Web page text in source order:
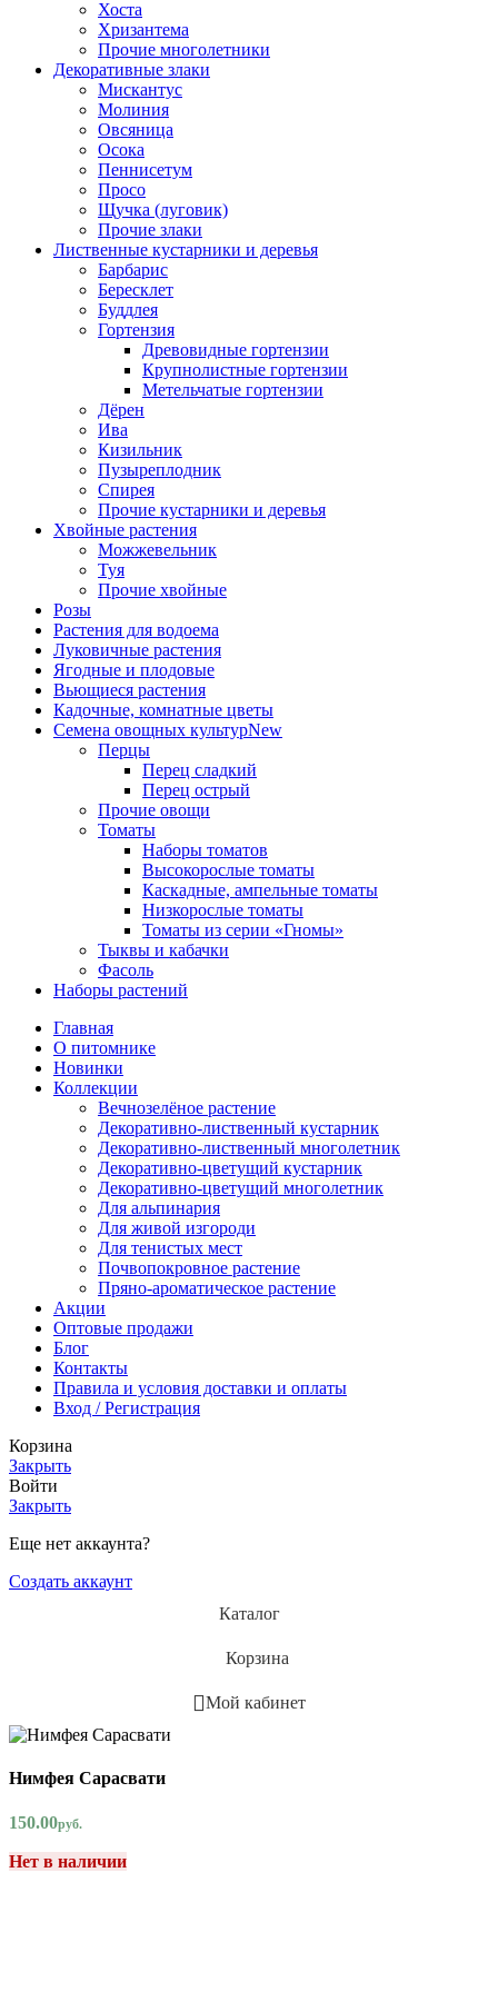
Хоста
Хризантема
Прочие многолетники
Декоративные злаки
Мискантус
Молиния
Овсяница
Осока
Пеннисетум
Просо
Щучка (луговик)
Прочие злаки
Лиственные кустарники и деревья
Барбарис
Бересклет
Буддлея
Гортензия
Древовидные гортензии
Крупнолистные гортензии
Метельчатые гортензии
Дёрен
Ива
Кизильник
Пузыреплодник
Спирея
Прочие кустарники и деревья
Хвойные растения
Можжевельник
Туя
Прочие хвойные
Розы
Растения для водоема
Луковичные растения
Ягодные и плодовые
Вьющиеся растения
Кадочные, комнатные цветы
Семена овощных культурNew
Перцы
Перец сладкий
Перец острый
Прочие овощи
Томаты
Наборы томатов
Высокорослые томаты
Каскадные, ампельные томаты
Низкорослые томаты
Томаты из серии «Гномы»
Тыквы и кабачки
Фасоль
Наборы растений
Главная
О питомнике
Новинки
Коллекции
Вечнозелёное растение
Декоративно-лиственный кустарник
Декоративно-лиственный многолетник
Декоративно-цветущий кустарник
Декоративно-цветущий многолетник
Для альпинария
Для живой изгороди
Для тенистых мест
Почвопокровное растение
Пряно-ароматическое растение
Акции
Оптовые продажи
Блог
Контакты
Правила и условия доставки и оплаты
Вход / Регистрация
Корзина
Закрыть
Войти
Закрыть
Еще нет аккаунта?
Создать аккаунт
Каталог
Корзина
Мой кабинет
Нимфея Сарасвати
150.00руб.
Нет в наличии